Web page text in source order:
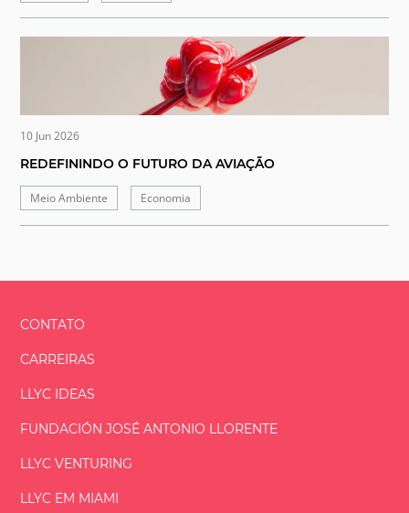
10 Jun 2026
REDEFININDO O FUTURO DA AVIAÇÃO
Meio Ambiente Economia
CONTATO
CARREIRAS
LLYC IDEAS
FUNDACIÓNJOSÉ ANTONIO LLORENTE
LLYC VENTURING
LLYC EM MIAMI